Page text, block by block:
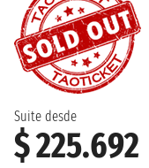
Suite desde
$ 225.692